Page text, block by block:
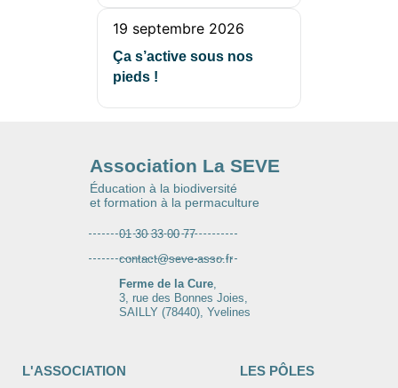
19 septembre 2026
Ça s’active sous nos
pieds !
Association La SEVE
Éducation à la biodiversité
et formation à la permaculture
01 30 33 00 77
contact@seve-asso.fr
Ferme de la Cure,
3, rue des Bonnes Joies,
SAILLY (78440), Yvelines
L'ASSOCIATION LES PÔLES